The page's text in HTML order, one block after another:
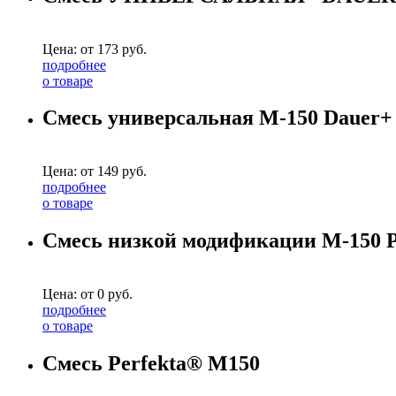
Цена: от 173 руб.
подробнее
о товаре
Смесь универсальная М-150 Dauer+
Цена: от 149 руб.
подробнее
о товаре
Смесь низкой модификации М-150
Цена: от 0 руб.
подробнее
о товаре
Смесь Perfekta® М150